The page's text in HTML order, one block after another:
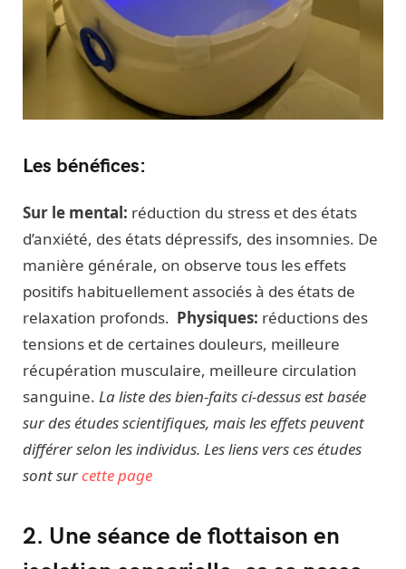
Les bénéfices:
Sur le mental: réduction du stress et des états
d’anxiété, des états dépressifs, des insomnies. De
manière générale, on observe tous les effets
positifs habituellement associés à des états de
relaxation profonds. Physiques: réductions des
tensions et de certaines douleurs, meilleure
récupération musculaire, meilleure circulation
sanguine. La liste des bien-faits ci-dessus est basée
sur des études scientifiques, mais les effets peuvent
différer selon les individus. Les liens vers ces études
sont surcette page
2. Une séance de flottaison en